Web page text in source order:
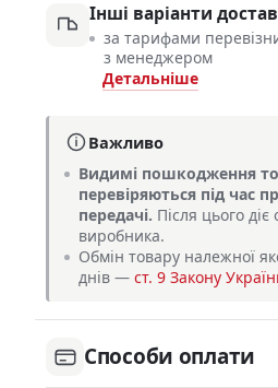
Інші варіанти
за тарифами
з менеджером
Детальніше
Важливо
Видимі пошкодження
перевіряються під час
передачі. Після цього діє
виробника.
Обмін товару належної
днів — ст. 9 Закону
Способи оплати